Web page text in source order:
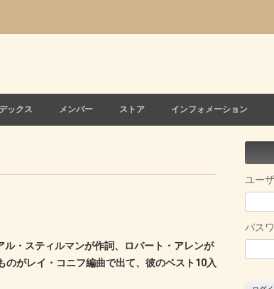
ックス メンバー ストア インフォメーション
・スティルマンが作詞、ロバート・アレンが
がレイ・コニフ編曲で出て、彼のベスト10入
ユー
パス